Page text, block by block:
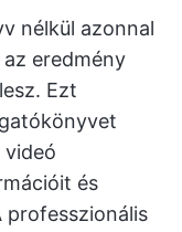
nélkül azonnal
eredmény
Ezt
videó
és
professzionális